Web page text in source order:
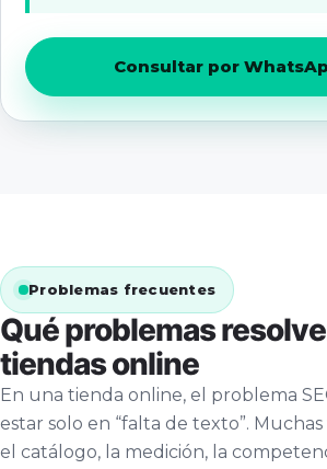
Consultar por
Problemas frecuentes
Qué problemas
tiendas online
En una tienda online, el problema
estar solo en “falta de texto”.
el catálogo, la medición, la